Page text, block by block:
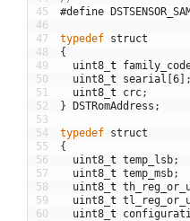
45
46
47
48
49
50
51
52
53
54
55
56
57
58
59
60
#define
typedef struct
{
uint8 t
uint8 t searial 6
;
uint8 t crc;
}
DSTRomAddress ;
typedef struct
{
uint8 t temp_lsb;
uint8 t temp_msb;
uint8 t
uint8 t
uint8 t